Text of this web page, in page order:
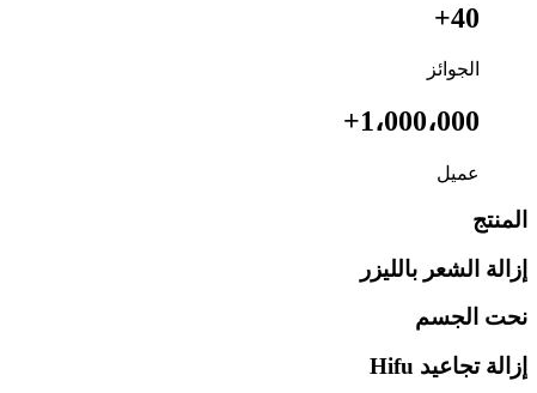
40+
الجوائز
1،000،000+
عميل
المنتج
إزالة الشعر بالليزر
نحت الجسم
إزالة تجاعيد Hifu